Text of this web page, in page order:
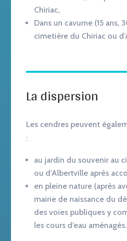
Chiriac,
Dans un cavurne (15 ans,
cimetière du Chiriac ou
La dispersion
Les cendres peuvent
:
au jardin du souvenir au
ou d’Albertville après
en pleine nature (après
mairie de naissance du
des voies publiques y
les cours d’eau aménagés.